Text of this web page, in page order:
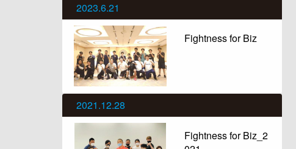
2023.6.21
Fightness for Biz
2021.12.28
Fightness for Biz_2